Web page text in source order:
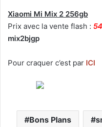
Xiaomi Mi Mix 2 256gb
Prix avec la vente flash :
mix2bjgp
Pour craquer c’est par ICI
Bons Plans